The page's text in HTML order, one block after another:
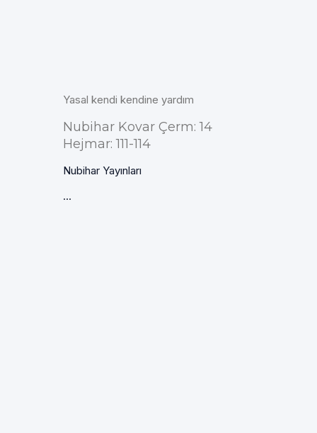
Yasal kendi kendine yardım
Nubihar Kovar Çerm: 14
Hejmar: 111-114
Nubihar Yayınları
...